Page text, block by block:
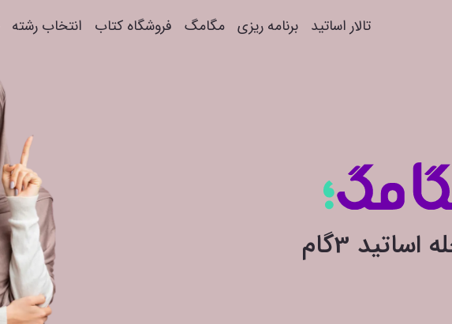
تالار اساتید برنامه ریزی مگامگ فروشگاه کتاب انتخاب رشته
اساتید 3گام